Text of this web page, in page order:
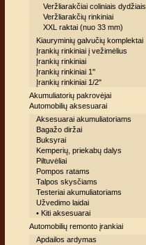
Veržliarakčiai coliniais dydžiais
Veržliarakčių rinkiniai
XXL raktai (nuo 33 mm)
Kiauryminių galvučių komplektai
Įrankių rinkiniai į vežimėlius
Įrankių rinkiniai
Įrankių rinkiniai 1''
Įrankių rinkiniai 1/2"
Akumuliatorių pakrovėjai
Automobilių aksesuarai
Aksesuarai akumuliatoriams
Bagažo diržai
Buksyrai
Kemperių, priekabų dalys
Piltuvėliai
Pompos ratams
Talpos skysčiams
Testeriai akumuliatoriams
Užvedimo laidai
• Kiti aksesuarai
Automobilių remonto įrankiai
Apdailos ardymas